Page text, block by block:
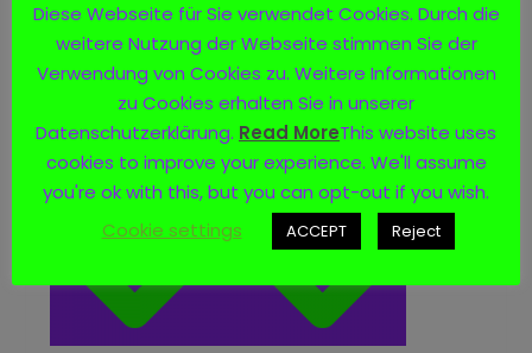
Diese Webseite für Sie verwendet Cookies. Durch die
weitere Nutzung der Webseite stimmen Sie der
Verwendung von Cookies zu. Weitere Informationen
zu Cookies erhalten Sie in unserer
Datenschutzerklärung. Read MoreThis website uses
cookies to improve your experience. We'll assume
you're ok with this, but you can opt-out if you wish.
Cookie settings
ACCEPT Reject